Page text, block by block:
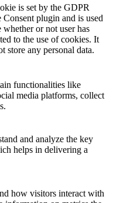
is set by the GDPR
Consent plugin and is used
whether or not user has
to the use of cookies. It
store any personal data.
functionalities like
media platforms, collect
and analyze the key
helps in delivering a
how visitors interact with